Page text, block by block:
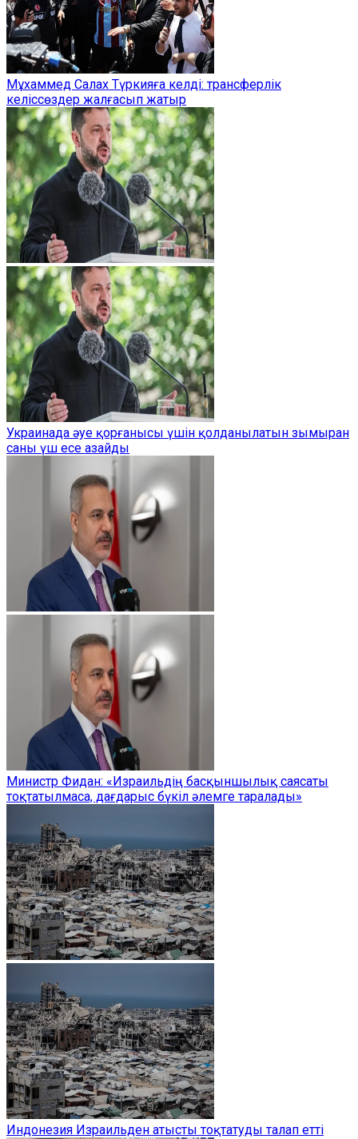
Мұхаммед Салах Түркияға келді: трансферлік
келіссөздер жалғасып жатыр
Украинада әуе қорғанысы үшін қолданылатын зымыран
саны үш есе азайды
Министр Фидан: «Израильдің басқыншылық саясаты
тоқтатылмаса, дағдарыс бүкіл әлемге таралады»
Индонезия Израильден атысты тоқтатуды талап етті